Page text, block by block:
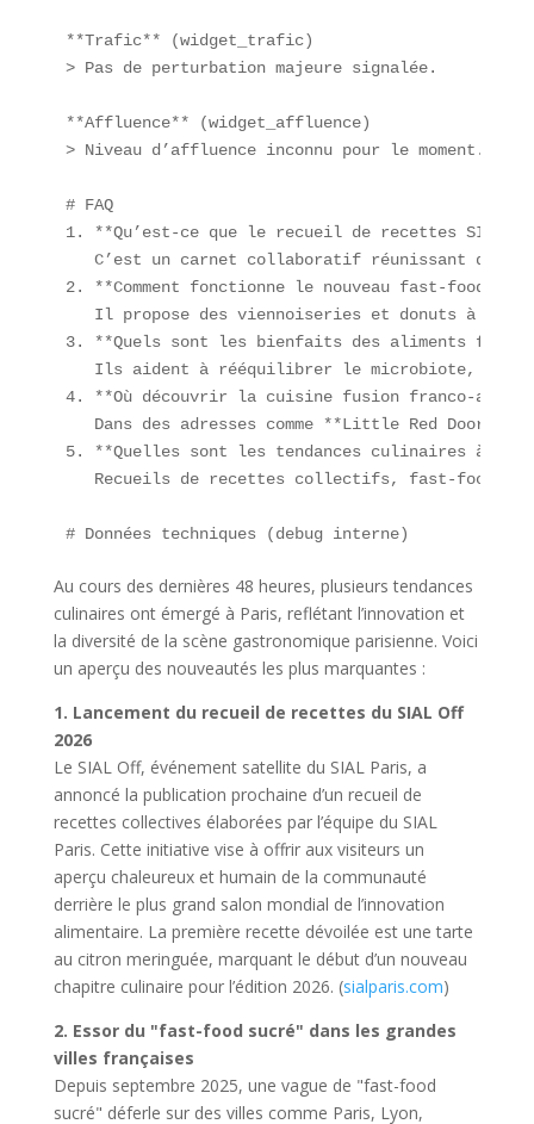
**Trafic** (widget_trafic)
> Pas de perturbation majeure signalée.
**Affluence** (widget_affluence)
> Niveau d’affluence inconnu pour le moment.
# FAQ
1. **Qu’est-ce que le recueil de recettes SIAL
C’est un carnet collaboratif réunissant des
2. **Comment fonctionne le nouveau fast-food
Il propose des viennoiseries et donuts à
3. **Quels sont les bienfaits des aliments
Ils aident à rééquilibrer le microbiote, à
4. **Où découvrir la cuisine fusion franco-
Dans des adresses comme **Little Red Door**
5. **Quelles sont les tendances culinaires à
Recueils de recettes collectifs, fast-food
# Données techniques (debug interne)
Au cours des dernières 48 heures, plusieurs tendances
culinaires ont émergé à Paris, reflétant l’innovation et
la diversité de la scène gastronomique parisienne. Voici
un aperçu des nouveautés les plus marquantes :
1. Lancement du recueil de recettes du SIAL Off
2026
Le SIAL Off, événement satellite du SIAL Paris, a
annoncé la publication prochaine d’un recueil de
recettes collectives élaborées par l’équipe du SIAL
Paris. Cette initiative vise à offrir aux visiteurs un
aperçu chaleureux et humain de la communauté
derrière le plus grand salon mondial de l’innovation
alimentaire. La première recette dévoilée est une tarte
au citron meringuée, marquant le début d’un nouveau
chapitre culinaire pour l’édition 2026. (sialparis.com)
2. Essor du "fast-food sucré" dans les grandes
villes françaises
Depuis septembre 2025, une vague de "fast-food
sucré" déferle sur des villes comme Paris, Lyon,